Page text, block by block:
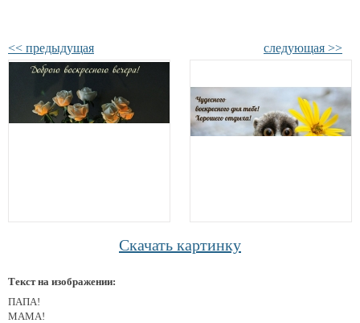
<< предыдущая следующая >>
Скачать картинку
Текст на изображении:
ПАПА!
МАМА!